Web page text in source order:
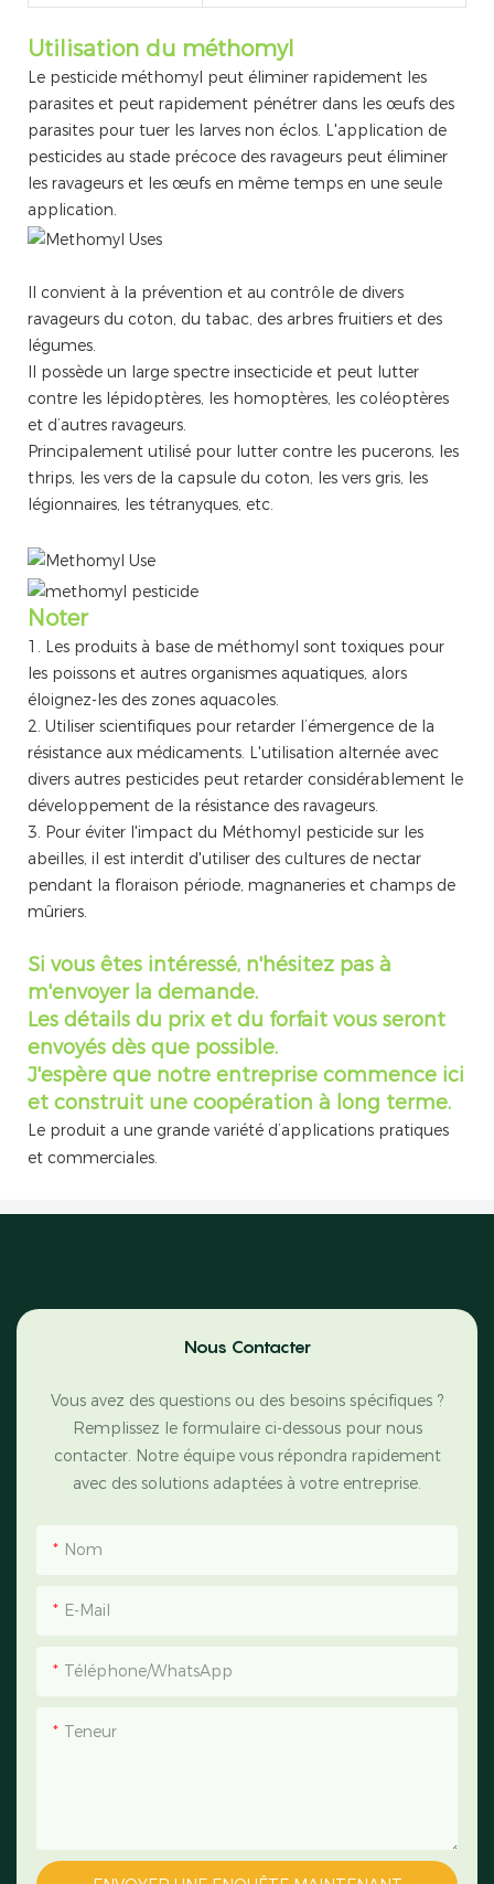
Utilisation du méthomyl
Le pesticide méthomyl peut éliminer rapidement les
parasites et peut rapidement pénétrer dans les œufs des
parasites pour tuer les larves non éclos. L'application de
pesticides au stade précoce des ravageurs peut éliminer
les ravageurs et les œufs en même temps en une seule
application.
Il convient à la prévention et au contrôle de divers
ravageurs du coton, du tabac, des arbres fruitiers et des
légumes.
Il possède un large spectre insecticide et peut lutter
contre les lépidoptères, les homoptères, les coléoptères
et d’autres ravageurs.
Principalement utilisé pour lutter contre les pucerons, les
thrips, les vers de la capsule du coton, les vers gris, les
légionnaires, les tétranyques, etc.
Noter
1. Les produits à base de méthomyl sont toxiques pour
les poissons et autres organismes aquatiques, alors
éloignez-les des zones aquacoles.
2. Utiliser scientifiques pour retarder l’émergence de la
résistance aux médicaments. L'utilisation alternée avec
divers autres pesticides peut retarder considérablement le
développement de la résistance des ravageurs.
3. Pour éviter l'impact du Méthomyl pesticide sur les
abeilles, il est interdit d'utiliser des cultures de nectar
pendant la floraison période, magnaneries et champs de
mûriers.
Si vous êtes intéressé, n'hésitez pas à
m'envoyer la demande.
Les détails du prix et du forfait vous seront
envoyés dès que possible.
J'espère que notre entreprise commence ici
et construit une coopération à long terme.
Le produit a une grande variété d’applications pratiques
et commerciales.
Nous Contacter
Vous avez des questions ou des besoins spécifiques ?
Remplissez le formulaire ci-dessous pour nous
contacter. Notre équipe vous répondra rapidement
avec des solutions adaptées à votre entreprise.
Nom
E-Mail
Téléphone/WhatsApp
Teneur